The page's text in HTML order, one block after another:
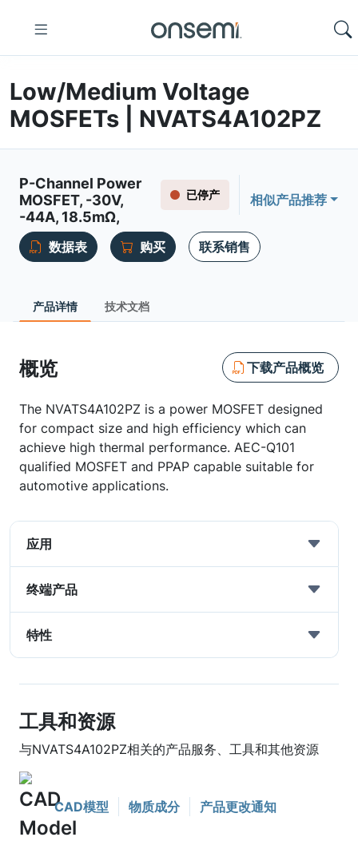
Low/Medium Voltage
MOSFETs | NVATS4A102PZ
P-Channel Power
MOSFET, -30V,
-44A, 18.5mΩ,
已停产 相似产品推荐
数据表 购买 联系销售
产品详情 技术文档
概览 下载产品概览
The NVATS4A102PZ is a power MOSFET designed
for compact size and high efficiency which can
achieve high thermal performance. AEC-Q101
qualified MOSFET and PPAP capable suitable for
automotive applications.
应用
终端产品
特性
工具和资源
与NVATS4A102PZ相关的产品服务、工具和其他资源
CAD模型 物质成分 产品更改通知